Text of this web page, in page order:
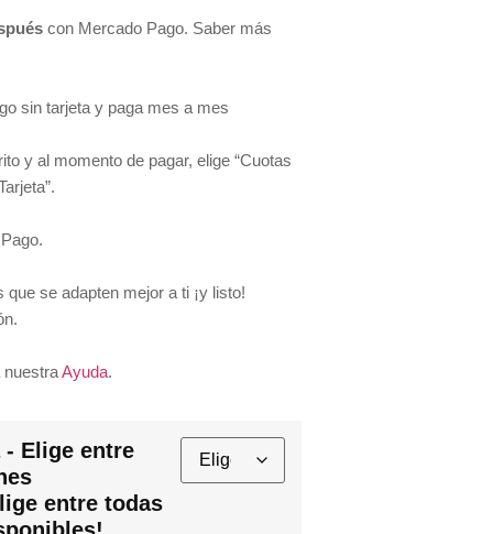
con Mercado Pago. Saber más
sin tarjeta y paga mes a mes
y al momento de pagar, elige “Cuotas
que se adapten mejor a ti ¡y listo!
nuestraAyuda.
- Elige entre
entre todas